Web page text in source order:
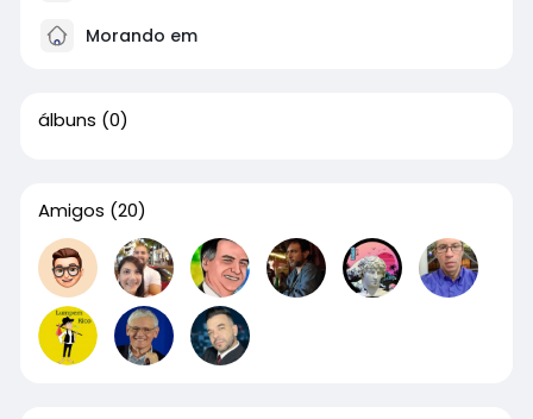
Morando em
álbuns (0)
Amigos (20)